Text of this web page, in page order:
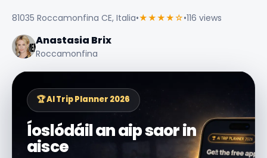
81035 Roccamonfina CE, Italia•★★★★☆•116 views
Anastasia Brix
Roccamonfina
🏆 AI Trip Planner 2026
Íoslódáil an aip saor in
aisce